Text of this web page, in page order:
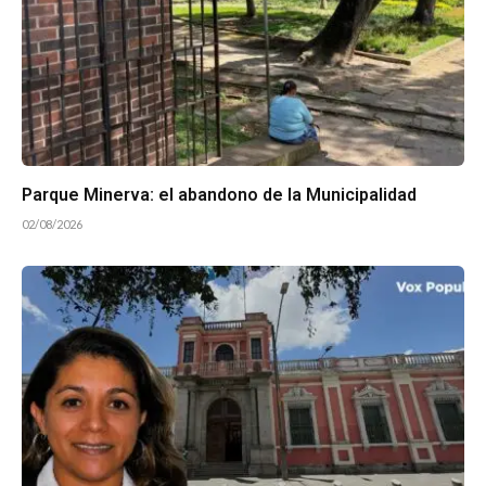
Parque Minerva: el abandono de la Municipalidad
02/08/2026